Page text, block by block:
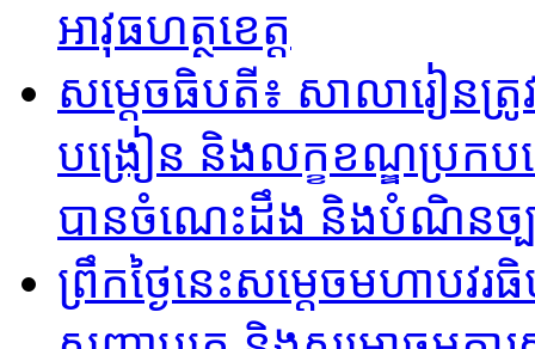
អាវុធហត្ថខេត្ត
សម្ដេចធិបតី​៖ សាលារៀនត្
បង្រៀន និងលក្ខខណ្ឌប្រក
បានចំណេះដឹង និងបំណិនច្
ព្រឹកថ្ងៃនេះសម្តេចមហាប